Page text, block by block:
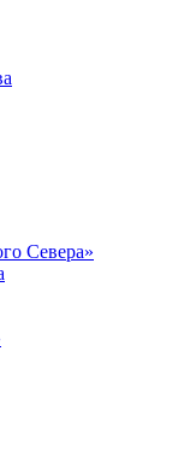
Севера»